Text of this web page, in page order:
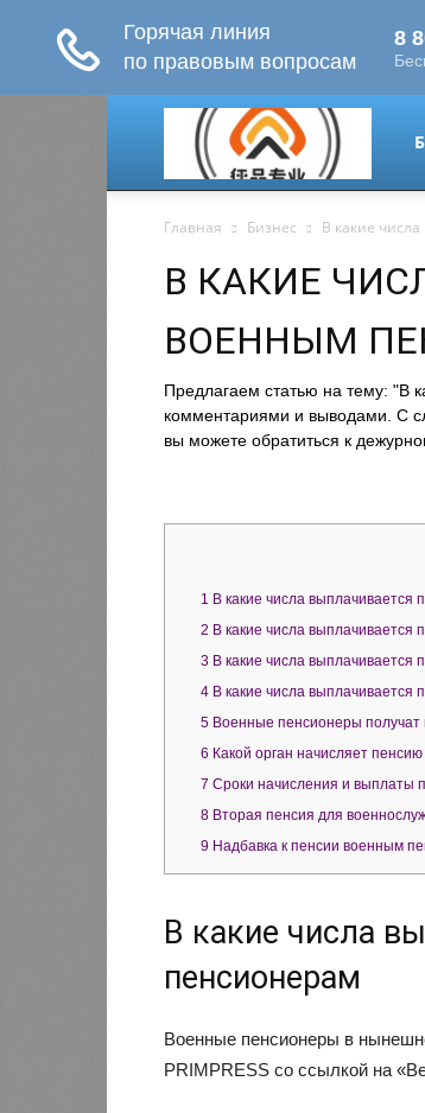
Главная Бизнес В какие
В КАКИЕ
ВОЕННЫМ
Предлагаем статью на тему: "В
комментариями и выводами. С
вы можете обратиться к
1 В какие числа
2 В какие числа
3 В какие числа
4 В какие числа
5 Военные пенсионеры получат
6 Какой орган начисляет
7 Сроки начисления и выплаты
8 Вторая пенсия для
9 Надбавка к пенсии военным
В какие числа
пенсионерам
Военные пенсионеры в
PRIMPRESS со ссылкой на